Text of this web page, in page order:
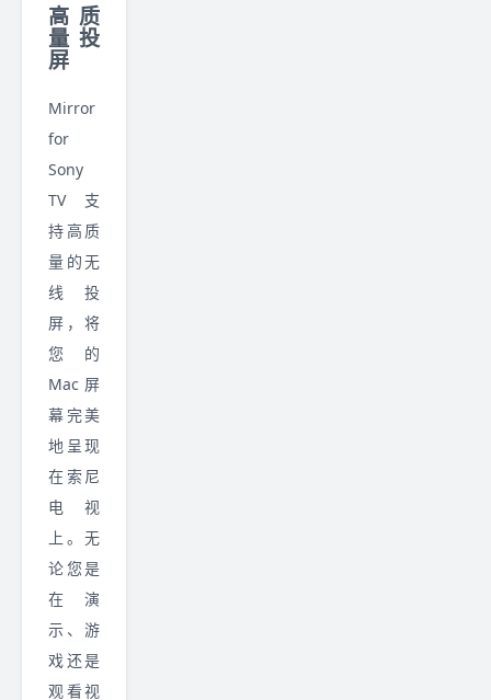
高质
量投
屏
Mirror
for
Sony
TV 支
持高质
量的无
线投
屏，将
您的
Mac 屏
幕完美
地呈现
在索尼
电视
上。无
论您是
在演
示、游
戏还是
观看视